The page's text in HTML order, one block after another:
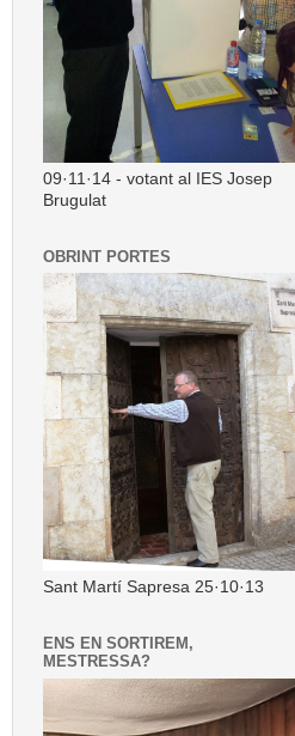
09·11·14 - votant al IES Josep
Brugulat
OBRINT PORTES
Sant Martí Sapresa 25·10·13
ENS EN SORTIREM,
MESTRESSA?